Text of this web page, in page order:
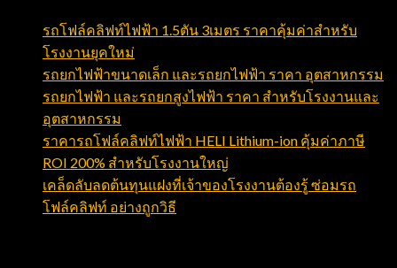
รถโฟล์คลิฟท์ไฟฟ้า 1.5ตัน 3เมตร ราคาคุ้มค่าสำหรับ
โรงงานยุคใหม่
รถยกไฟฟ้าขนาดเล็ก และรถยกไฟฟ้า ราคา อุตสาหกรรม
รถยกไฟฟ้า และรถยกสูงไฟฟ้า ราคา สำหรับโรงงานและ
อุตสาหกรรม
ราคารถโฟล์คลิฟท์ไฟฟ้า HELI Lithium-ion คุ้มค่าภาษี
ROI 200% สำหรับโรงงานใหญ่
เคล็ดลับลดต้นทุนแฝงที่เจ้าของโรงงานต้องรู้ ซ่อมรถ
โฟล์คลิฟท์ อย่างถูกวิธี